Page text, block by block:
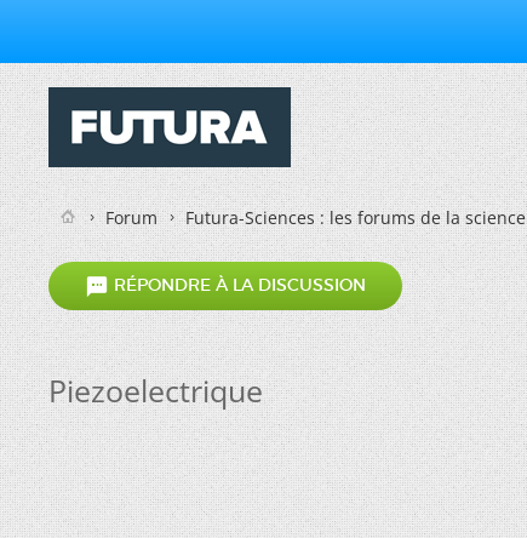
Forum Futura-Sciences : les forums de la science
 RÉPONDRE À LA DISCUSSION
Piezoelectrique